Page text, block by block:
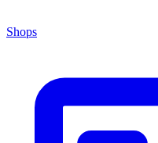
Shops